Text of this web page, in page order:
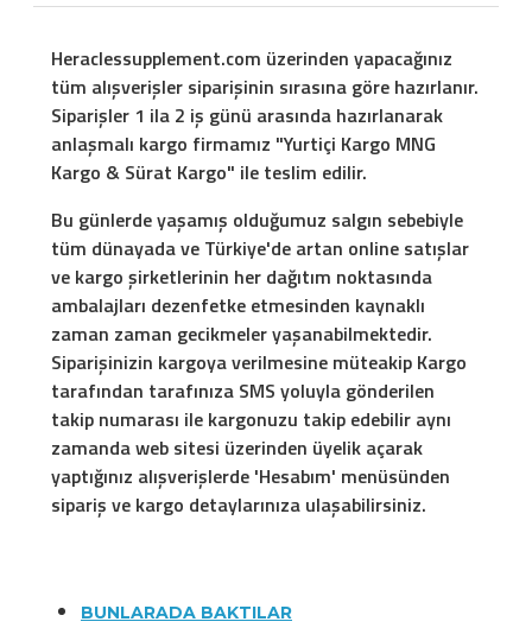
Heraclessupplement.com üzerinden yapacağınız
tüm alışverişler siparişinin sırasına göre hazırlanır.
Siparişler 1 ila 2 iş günü arasında hazırlanarak
anlaşmalı kargo firmamız "Yurtiçi Kargo MNG
Kargo & Sürat Kargo" ile teslim edilir.
Bu günlerde yaşamış olduğumuz salgın sebebiyle
tüm dünayada ve Türkiye'de artan online satışlar
ve kargo şirketlerinin her dağıtım noktasında
ambalajları dezenfetke etmesinden kaynaklı
zaman zaman gecikmeler yaşanabilmektedir.
Siparişinizin kargoya verilmesine müteakip Kargo
tarafından tarafınıza SMS yoluyla gönderilen
takip numarası ile kargonuzu takip edebilir aynı
zamanda web sitesi üzerinden üyelik açarak
yaptığınız alışverişlerde 'Hesabım' menüsünden
sipariş ve kargo detaylarınıza ulaşabilirsiniz.
BUNLARADA BAKTILAR